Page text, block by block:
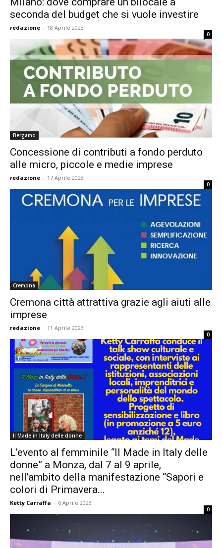
seconda del budget che si vuole investire
redazione - 18 Aprile 2023
0
Bergamo
Concessione di contributi a fondo perduto
alle micro, piccole e medie imprese
redazione - 17 Aprile 2023
0
Cremona
Cremona città attrattiva grazie agli aiuti alle
imprese
redazione - 11 Aprile 2023
0
Il Made in Italy delle donne
L’evento al femminile “Il Made in Italy delle
donne” a Monza, dal 7 al 9 aprile,
nell’ambito della manifestazione “Sapori e
colori di Primavera...
Ketty Carraffa - 6 Aprile 2023
0